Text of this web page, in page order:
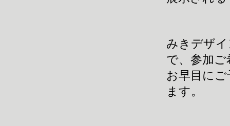
みきデザ
で、参加
お早目に
ます。